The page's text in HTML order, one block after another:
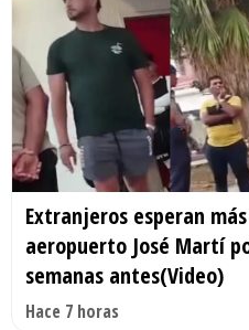
Extranjeros esperan
aeropuerto José Martí
semanas antes(Video)
Hace 7 horas